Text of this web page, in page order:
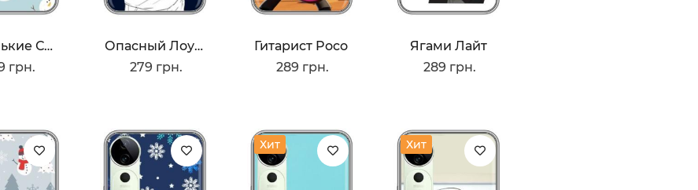
Маленькие Снеговики
грн.
Опасный Лоулайт
279 грн.
Гитарист Poco
289 грн.
Ягами Лайт
289 грн.
Хит Хит